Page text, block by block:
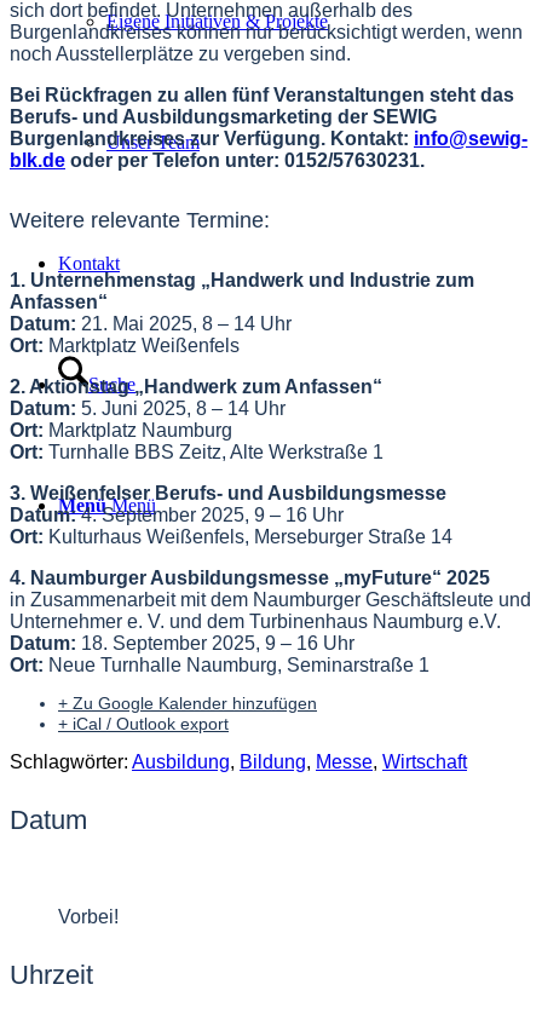
Eigene Initiativen & Projekte
Unser Team
Kontakt
Suche
Menü Menü
sich dort befindet. Unternehmen außerhalb des
Burgenlandkreises können nur berücksichtigt werden, wenn
noch Ausstellerplätze zu vergeben sind.
Bei Rückfragen zu allen fünf Veranstaltungen steht das
Berufs- und Ausbildungsmarketing der SEWIG
Burgenlandkreises zur Verfügung. Kontakt: info@sewig-
blk.de oder per Telefon unter: 0152/57630231.
Weitere relevante Termine:
1. Unternehmenstag „Handwerk und Industrie zum
Anfassen“
Datum: 21. Mai 2025, 8 – 14 Uhr
Ort: Marktplatz Weißenfels
2. Aktionstag „Handwerk zum Anfassen“
Datum: 5. Juni 2025, 8 – 14 Uhr
Ort: Marktplatz Naumburg
Ort: Turnhalle BBS Zeitz, Alte Werkstraße 1
3. Weißenfelser Berufs- und Ausbildungsmesse
Datum:4. September 2025, 9 – 16 Uhr
Ort: Kulturhaus Weißenfels, Merseburger Straße 14
4. Naumburger Ausbildungsmesse „myFuture“ 2025
in Zusammenarbeit mit dem Naumburger Geschäftsleute und
Unternehmer e. V. und dem Turbinenhaus Naumburg e.V.
Datum: 18. September 2025, 9 – 16 Uhr
Ort: Neue Turnhalle Naumburg, Seminarstraße 1
+ Zu Google Kalender hinzufügen
+ iCal / Outlook export
Schlagwörter: Ausbildung, Bildung, Messe, Wirtschaft
Datum
Vorbei!
Uhrzeit